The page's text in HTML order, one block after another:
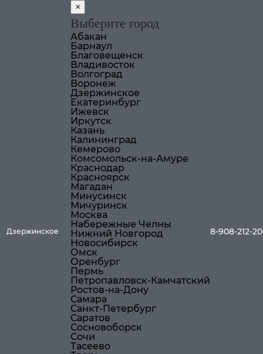
Дзержинское
×
Выберите город
Абакан
Барнаул
Благовещенск
Владивосток
Волгоград
Воронеж
Дзержинское
Екатеринбург
Ижевск
Иркутск
Казань
Калининград
Кемерово
Комсомольск-на-Амуре
Краснодар
Красноярск
Магадан
Минусинск
Мичуринск
Москва
Набережные Челны
Нижний Новгород
Новосибирск
Омск
Оренбург
Пермь
Петропавловск-Камчатский
Ростов-на-Дону
Самара
Санкт-Петербург
Саратов
Сосновоборск
Сочи
Тасеево
8-908-212-